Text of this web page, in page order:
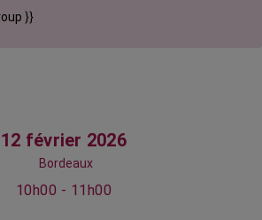
}}
12 février 2026
Bordeaux
10h00 - 11h00